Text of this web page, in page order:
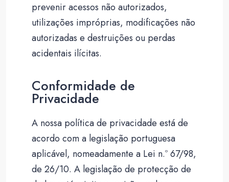
prevenir acessos não autorizados,
utilizações impróprias, modificações não
autorizadas e destruições ou perdas
acidentais ilícitas.
Conformidade de
Privacidade
A nossa política de privacidade está de
acordo com a legislação portuguesa
aplicável, nomeadamente a Lei n.º 67/98,
de 26/10. A legislação de protecção de